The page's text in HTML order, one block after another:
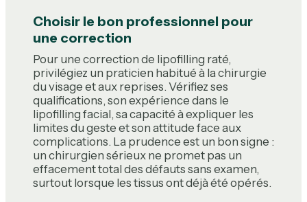
Choisir le bon professionnel pour
une correction
Pour une correction de lipofilling raté,
privilégiez un praticien habitué à la chirurgie
du visage et aux reprises. Vérifiez ses
qualifications, son expérience dans le
lipofilling facial, sa capacité à expliquer les
limites du geste et son attitude face aux
complications. La prudence est un bon signe :
un chirurgien sérieux ne promet pas un
effacement total des défauts sans examen,
surtout lorsque les tissus ont déjà été opérés.